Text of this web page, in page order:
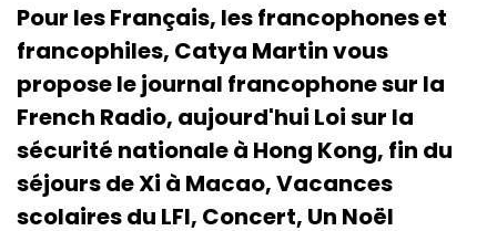
Pour les Français, les francophones et
francophiles, Catya Martin vous
propose le journal francophone sur la
French Radio, aujourd'hui Loi sur la
sécurité nationale à Hong Kong, fin du
séjours de Xi à Macao, Vacances
scolaires du LFI, Concert, Un Noël